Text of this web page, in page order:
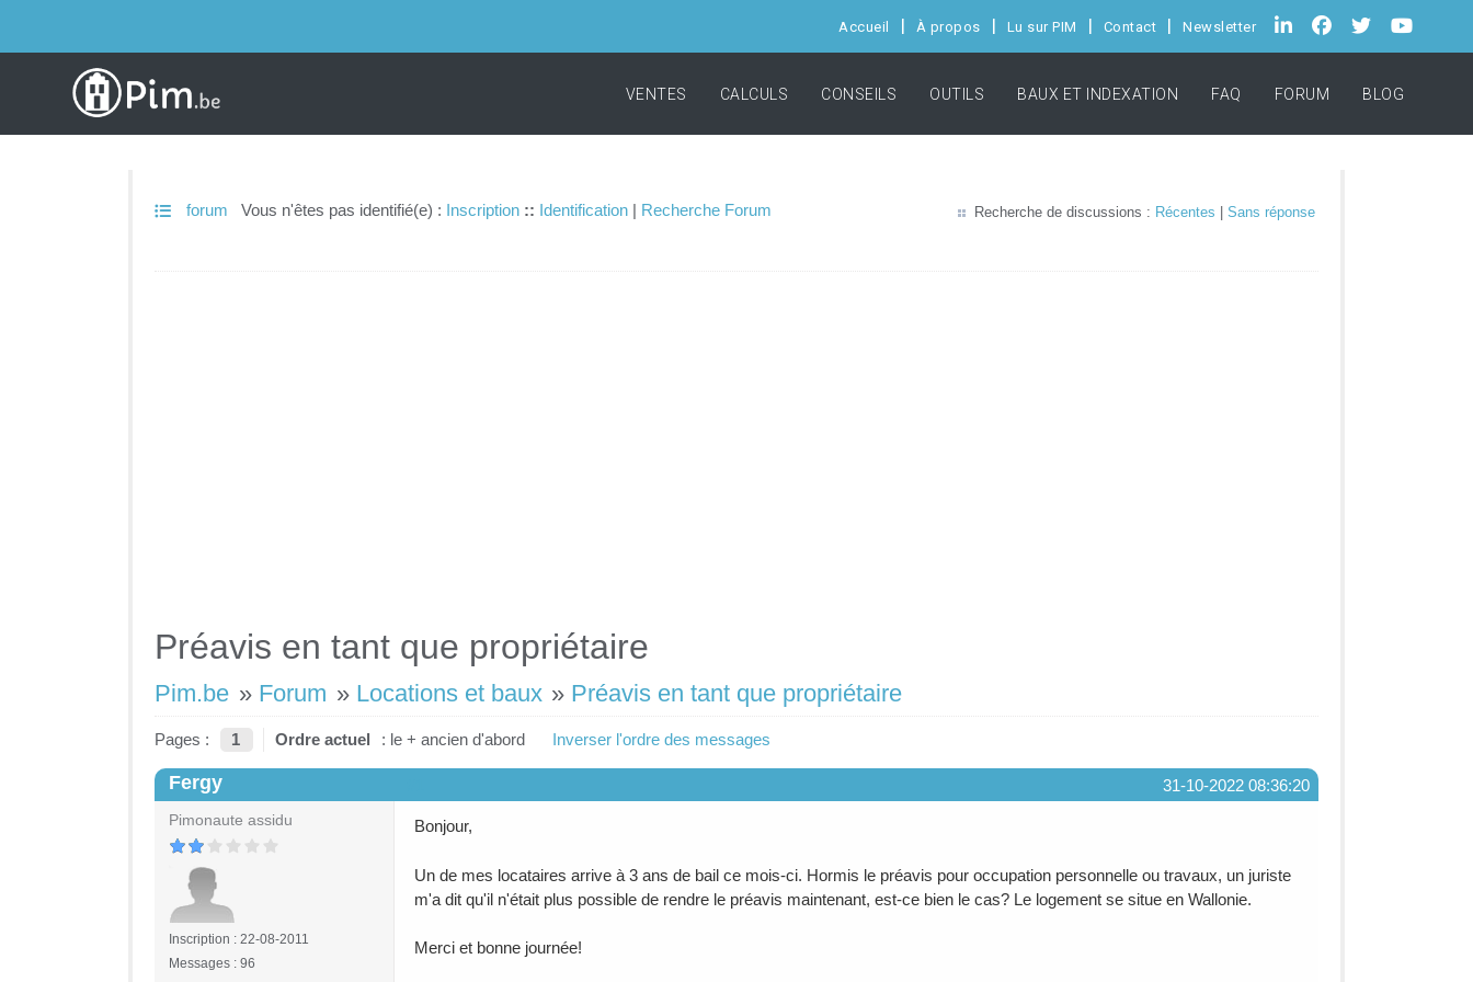
Accueil À propos Lu sur PIM Contact Newsletter
VENTES CALCULS CONSEILS OUTILS BAUX ET INDEXATION FAQ FORUM BLOG
forum Vous n'êtes pas identifié(e) : Inscription :: Identification | Recherche Forum Recherche de discussions : Récentes Sans réponse
Préavis en tant que propriétaire
Pim.be » Forum » Locations et baux » Préavis en tant que propriétaire
Pages : 1 Ordre actuel : le + ancien d'abord Inverser l'ordre des messages
31-10-2022 08:36:20
Fergy
Pimonaute assidu
Inscription : 22-08-2011
Messages : 96
Bonjour,
Un de mes locataires arrive à 3 ans de bail ce mois-ci. Hormis le préavis pour occupation personnelle ou travaux, un juriste
m'a dit qu'il n'était plus possible de rendre le préavis maintenant, est-ce bien le cas? Le logement se situe en Wallonie.
Merci et bonne journée!